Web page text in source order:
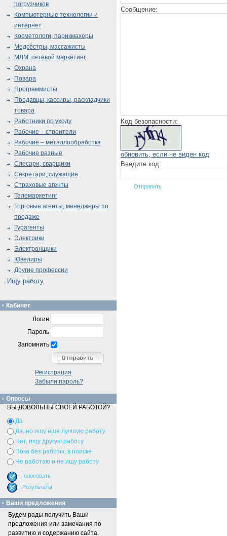
Сообщение:
Код безопасности:
обновить, если не виден код
Введите код:
погрузчиков
Компьютерные технологии и
интернет
Косметологи, парикмахеры
Медсёстры, массажисты
МЛМ, сетевой маркетинг
Охрана
Повара
Программисты
Продавцы, кассиры, раскладчики
товара
Работники по уходу
Рабочие – строители
Рабочие – металлообработка
Рабочие разные
Слесари, сварщики
Секретари, служащие
Страховые агенты
Телемаркетинг
Торговые агенты, менеджеры по
продаже
Турагенты
Электрики
Электронщики
Ювелиры
Другие профессии
Ищу работу
Кабинет
Логин
Пароль
Запомнить
Регистрация
Забыли пароль?
Опросы
ВЫ ДОВОЛЬНЫ СВОЕЙ РАБОТОЙ?
Да
Да, но ищу еще лучшую работу
Нет, ищу другую работу
Пока без работы, в поиске
Не работаю и не ищу работу
Ваши предложения
Будем рады получить Ваши
предложения или замечания по
развитию и содержанию сайта.